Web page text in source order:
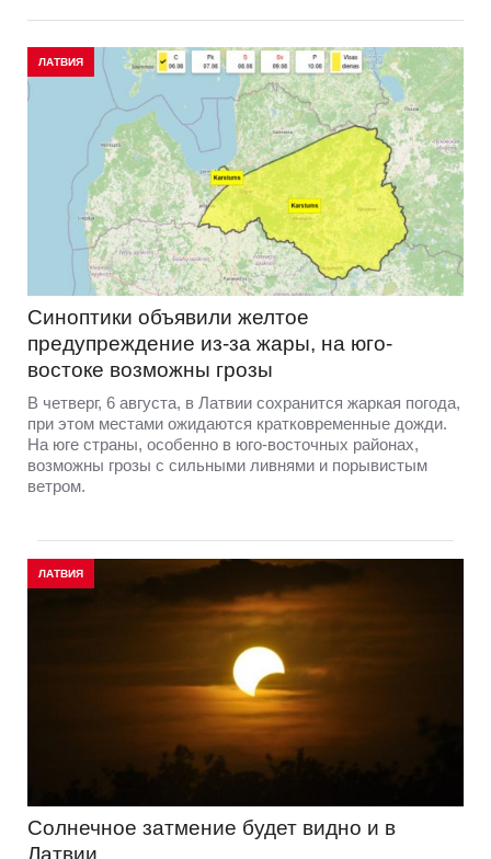
ЛАТВИЯ
Синоптики объявили желтое
предупреждение из-за жары, на юго-
востоке возможны грозы
В четверг, 6 августа, в Латвии сохранится жаркая погода,
при этом местами ожидаются кратковременные дожди.
На юге страны, особенно в юго-восточных районах,
возможны грозы с сильными ливнями и порывистым
ветром.
ЛАТВИЯ
Солнечное затмение будет видно и в
Латвии